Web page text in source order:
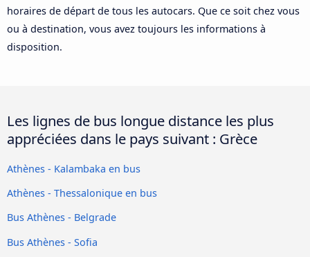
horaires de départ de tous les autocars. Que ce soit chez vous
ou à destination, vous avez toujours les informations à
disposition.
Les lignes de bus longue distance les plus
appréciées dans le pays suivant : Grèce
Athènes - Kalambaka en bus
Athènes - Thessalonique en bus
Bus Athènes - Belgrade
Bus Athènes - Sofia